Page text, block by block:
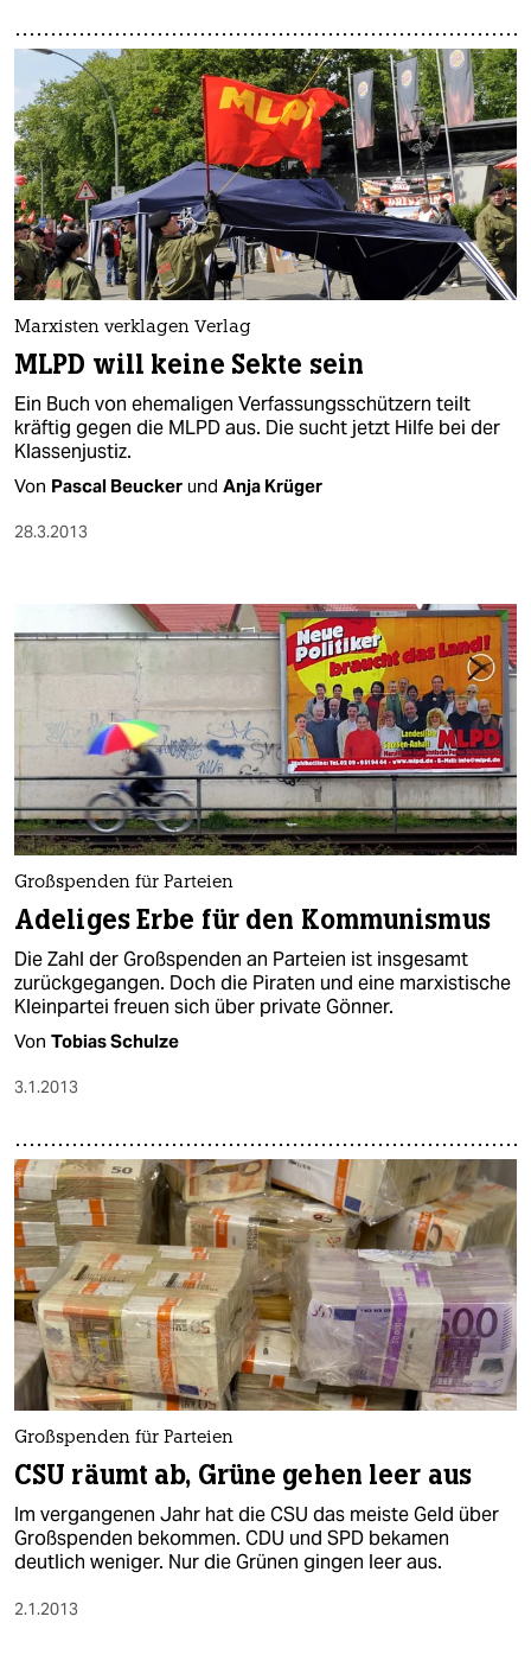
Marxisten verklagen Verlag
MLPD will keine Sekte sein
Ein Buch von ehemaligen Verfassungsschützern teilt
kräftig gegen die MLPD aus. Die sucht jetzt Hilfe bei der
Klassenjustiz.
Von Pascal Beucker und Anja Krüger
28.3.2013
Großspenden für Parteien
Adeliges Erbe für den Kommunismus
Die Zahl der Großspenden an Parteien ist insgesamt
zurückgegangen. Doch die Piraten und eine marxistische
Kleinpartei freuen sich über private Gönner.
Von Tobias Schulze
3.1.2013
Großspenden für Parteien
CSU räumt ab, Grüne gehen leer aus
Im vergangenen Jahr hat die CSU das meiste Geld über
Großspenden bekommen. CDU und SPD bekamen
deutlich weniger. Nur die Grünen gingen leer aus.
2.1.2013